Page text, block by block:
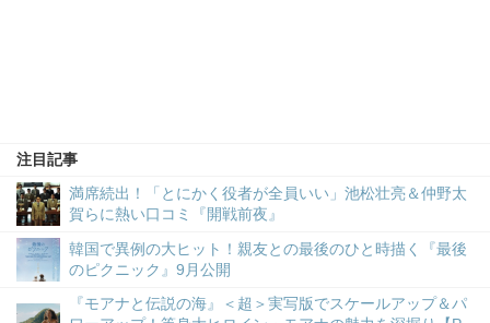
注目記事
満席続出！「とにかく役者が全員いい」池松壮亮＆仲野太
賀らに熱い口コミ『開戦前夜』
韓国で異例の大ヒット！親友との最後のひと時描く『最後
のピクニック』9月公開
『モアナと伝説の海』＜超＞実写版でスケールアップ＆パ